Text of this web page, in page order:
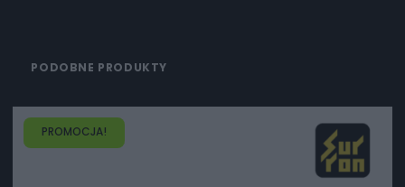
PODOBNE PRODUKTY
PROMOCJA!